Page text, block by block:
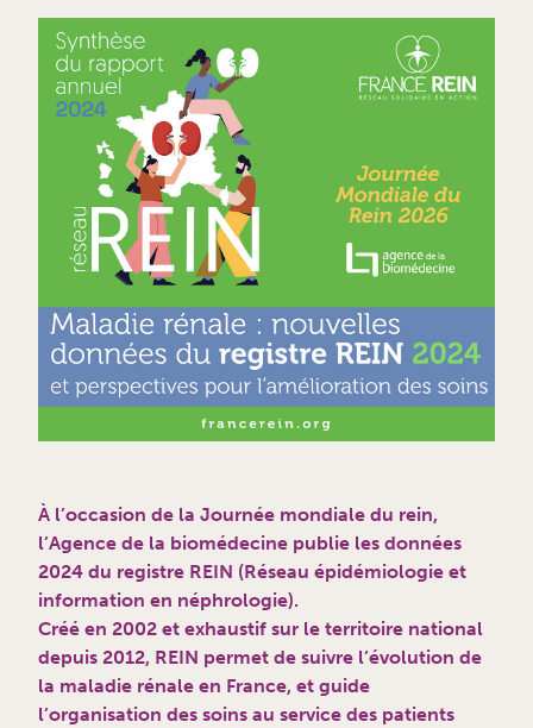
À l’occasion de la Journée mondiale du rein,
l’Agence de la biomédecine publie les données
2024 du registre REIN (Réseau épidémiologie et
information en néphrologie).
Créé en 2002 et exhaustif sur le territoire national
depuis 2012, REIN permet de suivre l’évolution de
la maladie rénale en France, et guide
l’organisation des soins au service des patients